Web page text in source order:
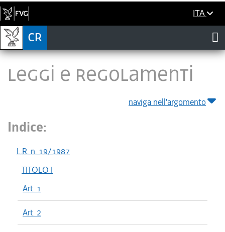
ITA
LEGGI E REGOLAMENTI
naviga nell'argomento
Indice:
L.R. n. 19/1987
TITOLO I
Art. 1
Art. 2